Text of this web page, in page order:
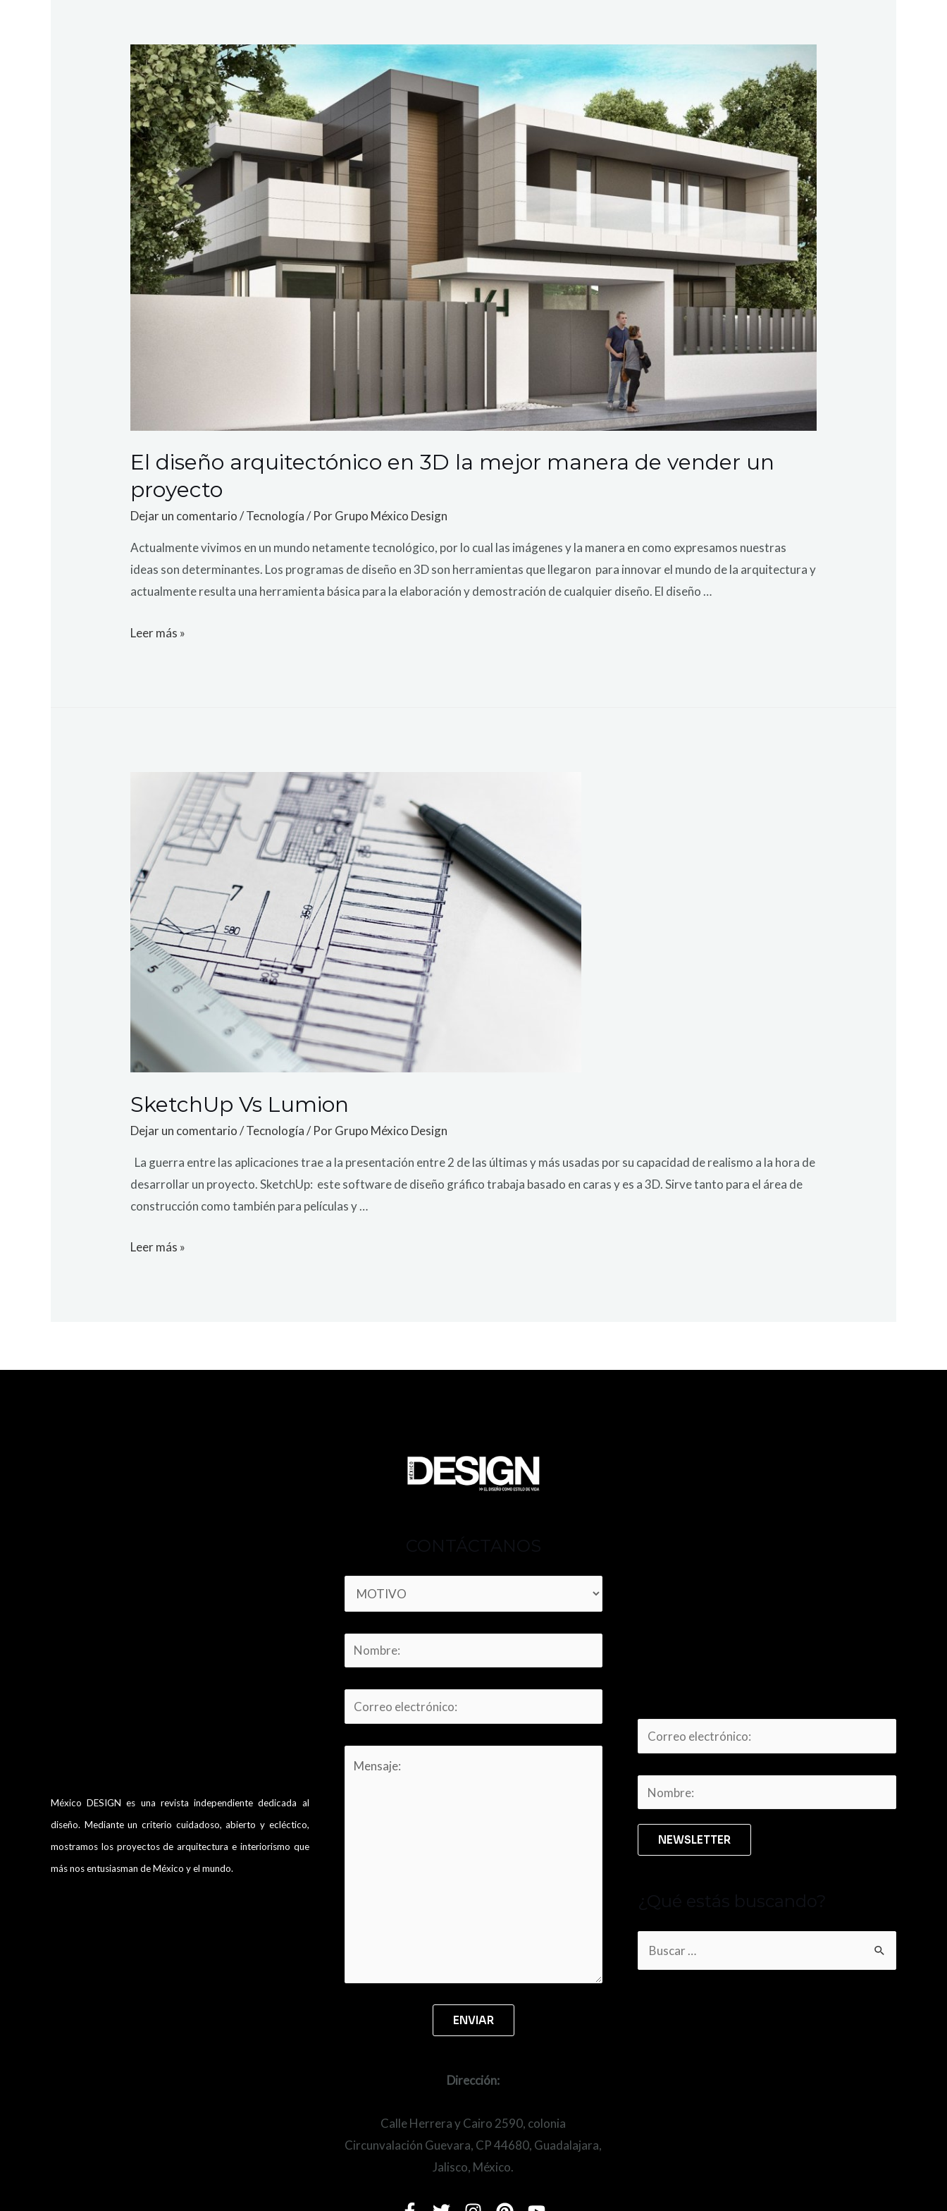
El diseño arquitectónico en 3D la mejor manera de vender un
proyecto
Dejar un comentario /Tecnología/ PorGrupo México Design
Actualmente vivimos en un mundo netamente tecnológico, por lo cual las imágenes y la manera en como expresamos nuestras
ideas son determinantes. Los programas de diseño en 3D son herramientas que llegaron para innovar el mundo de la arquitectura y
actualmente resulta una herramienta básica para la elaboración y demostración de cualquier diseño. El diseño …
Leer más »
SketchUp Vs Lumion
Dejar un comentario /Tecnología/ PorGrupo México Design
La guerra entre las aplicaciones trae a la presentación entre 2 de las últimas y más usadas por su capacidad de realismo a la hora de
desarrollar un proyecto. SketchUp: este software de diseño gráfico trabaja basado en caras y es a 3D. Sirve tanto para el área de
construcción como también para películas y …
Leer más »
México DESIGN es una revista independiente dedicada al
diseño. Mediante un criterio cuidadoso, abierto y ecléctico,
mostramos los proyectos de arquitectura e interiorismo que
más nos entusiasman de México y el mundo.
CONTÁCTANOS
Dirección:
Calle Herrera y Cairo 2590, colonia
Circunvalación Guevara, CP 44680, Guadalajara,
Jalisco, México.
¿Qué estás buscando?